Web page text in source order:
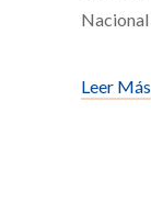
Leer Más